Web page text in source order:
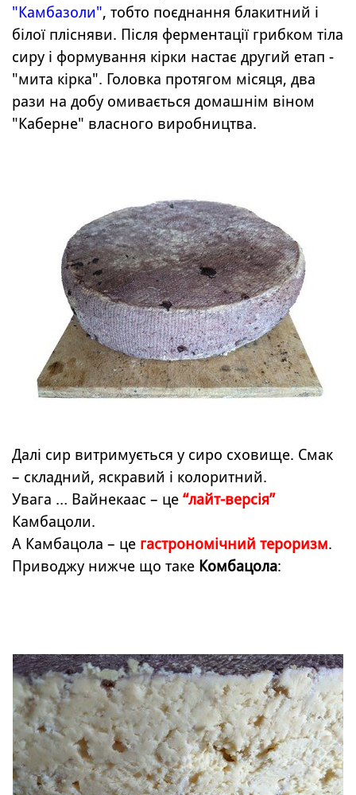
"Камбазоли", тобто поєднання блакитний і
білої плісняви. Після ферментації грибком тіла
сиру і формування кірки настає другий етап -
"мита кірка". Головка протягом місяця, два
рази на добу омивається домашнім віном
"Каберне" власного виробництва.
Далі сир витримується у сиро сховище. Смак
– складний, яскравий і колоритний.
Увага … Вайнекаас – це “лайт-версія”
Камбацоли.
А Камбацола – це гастрономічний тероризм.
Приводжу нижче що таке Комбацола: